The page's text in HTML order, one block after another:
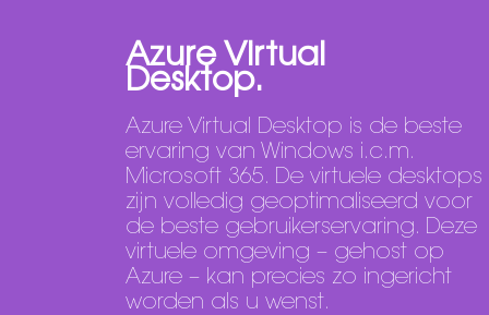
Azure Virtual
Desktop.
Azure Virtual Desktop is de beste
ervaring van Windows i.c.m.
Microsoft 365. De virtuele desktops
zijn volledig geoptimaliseerd voor
de beste gebruikerservaring. Deze
virtuele omgeving – gehost op
Azure – kan precies zo ingericht
worden als u wenst.